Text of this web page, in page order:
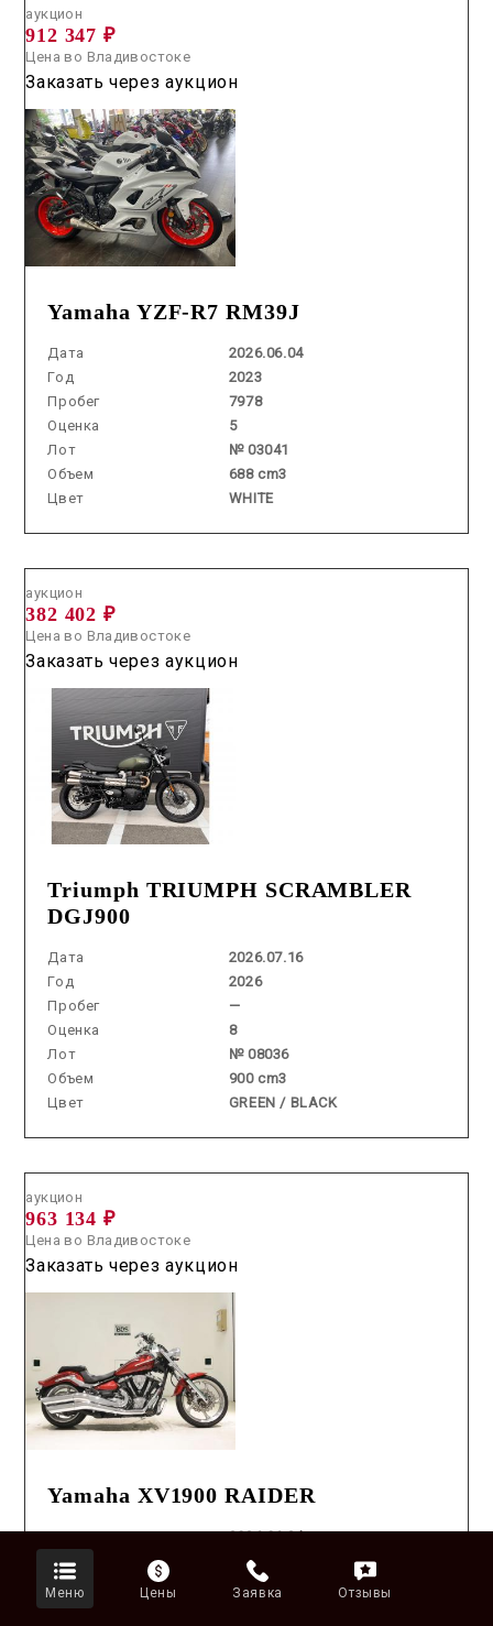
Yamaha YZF-R7 RM39J
Дата
2026.06.04
Год
2023
Пробег
7978
Оценка
5
Лот
№ 03041
Объем
688 cm3
Цвет
WHITE
аукцион
912 347 ₽
Цена во Владивостоке
Заказать через аукцион
Triumph TRIUMPH SCRAMBLER
DGJ900
Дата
2026.07.16
Год
2026
Пробег
—
Оценка
8
Лот
№ 08036
Объем
900 cm3
Цвет
GREEN / BLACK
аукцион
382 402 ₽
Цена во Владивостоке
Заказать через аукцион
Yamaha XV1900 RAIDER
Дата
2026.06.24
Год
2008
Пробег
85,475K
Оценка
аукцион
963 134 ₽
Цена во Владивостоке
Заказать через аукцион
Меню Цены Заявка Отзывы